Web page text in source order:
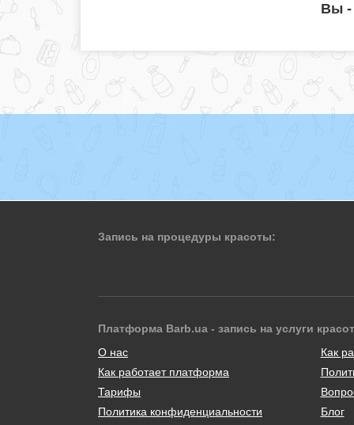
Вы -
Запись на процедуры красоты:
Платформа Barb.ua - запись на услуги
О нас
Как работает платформа
Тарифы
Политика конфиденциальности
Как
Блог